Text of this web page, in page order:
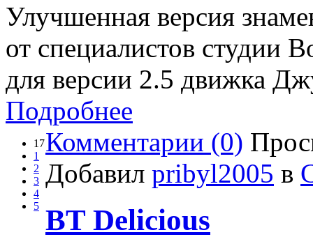
Улучшенная версия
от специалистов студии
для версии 2.5 движка
Подробнее
17
1
2
3
4
5
Комментарии (0)
Добавил pribyl2005 в
BT Delicious